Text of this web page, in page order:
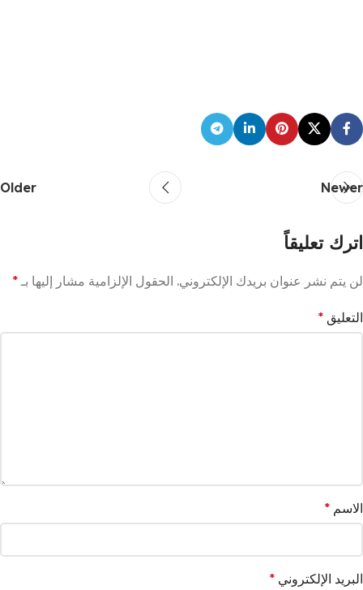
Newer
Older
اترك تعليقاً
لن يتم نشر عنوان بريدك الإلكتروني. الحقول الإلزامية مشار إليها بـ *
التعليق *
الاسم *
البريد الإلكتروني *